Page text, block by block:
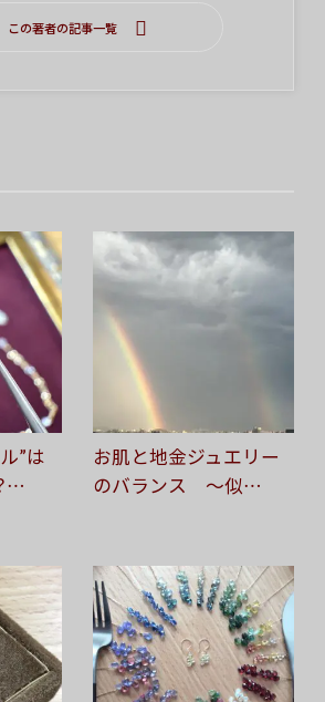
この著者の記事一覧
”は
…
お肌と地金ジュエリー
のバランス 〜似…